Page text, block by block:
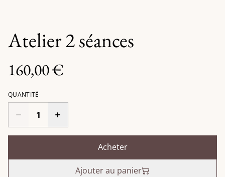
Atelier 2 séances
160,00 €
QUANTITÉ
Acheter
Ajouter au panier